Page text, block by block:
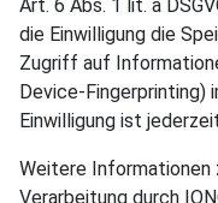
Art. 6 Abs. 1 lit. a
die Einwilligung die
Zugriff auf
Device-Fingerprinting)
Einwilligung ist
Weitere Informationen
Verarbeitung durch